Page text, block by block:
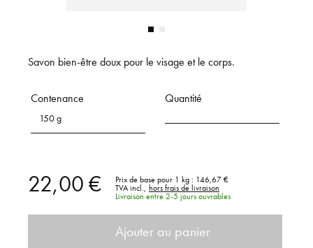
Savon bien-être doux pour le visage et le corps.
Contenance
150 g
Quantité
22,00 € Prix de base pour 1 kg : 146,67 €
TVA incl.,
hors frais de livraison
Livraison entre 2-5 jours ouvrables
Ajouter au panier